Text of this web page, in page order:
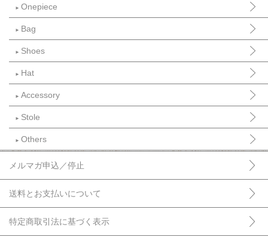
► Onepiece
► Bag
► Shoes
► Hat
► Accessory
► Stole
► Others
メルマガ申込／停止
送料とお支払いについて
特定商取引法に基づく表示